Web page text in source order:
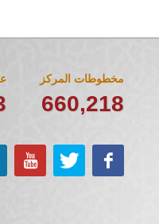
مخطوطات المركز
760,244